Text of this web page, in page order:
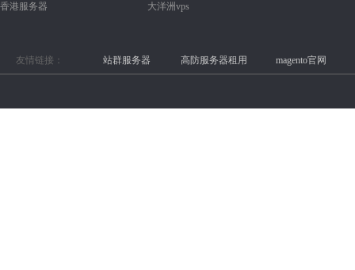
香港服务器
大洋洲vps
友情链接： 站群服务器 高防服务器租用 magento官网